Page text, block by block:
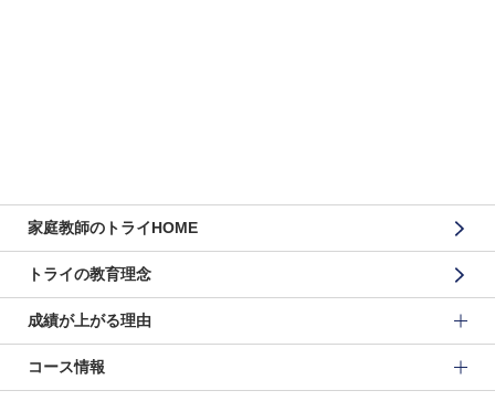
家庭教師のトライHOME
トライの教育理念
成績が上がる理由
コース情報